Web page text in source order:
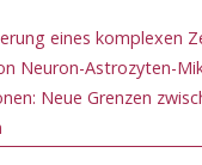
eines komplexen
Neuron-Astrozyten-
Neue Grenzen